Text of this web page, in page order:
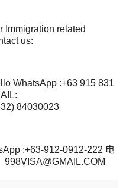
Immigration related
us:
WhatsApp :+63 915 831
84030023
:+63-912-0912-222 电
998VISA@GMAIL.COM